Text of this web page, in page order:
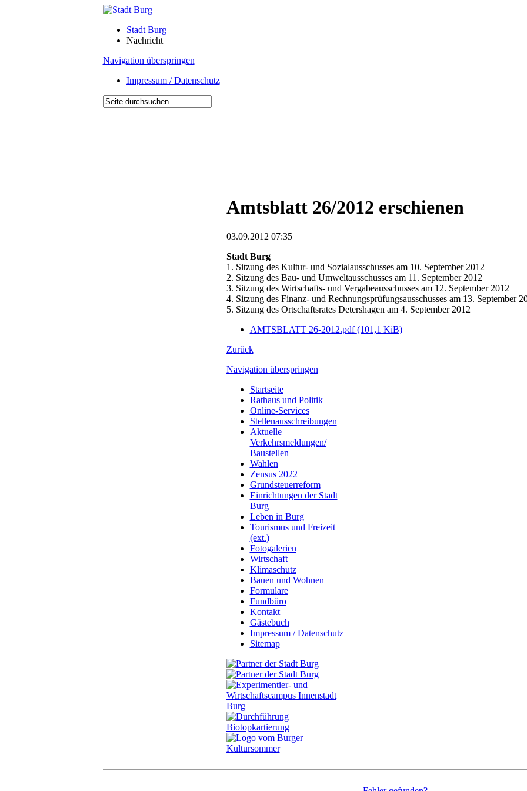
Stadt Burg
Nachricht
Navigation überspringen
Impressum / Datenschutz
Amtsblatt 26/2012 erschienen
03.09.2012 07:35
Stadt Burg
1. Sitzung des Kultur- und Sozialausschusses am 10. September 2012
2. Sitzung des Bau- und Umweltausschusses am 11. September 2012
3. Sitzung des Wirtschafts- und Vergabeausschusses am 12. September 2012
4. Sitzung des Finanz- und Rechnungsprüfungsausschusses am 13. September
5. Sitzung des Ortschaftsrates Detershagen am 4. September 2012
AMTSBLATT 26-2012.pdf(101,1 KiB)
Zurück
Navigation überspringen
Startseite
Rathaus und Politik
Online-Services
Stellenausschreibungen
Aktuelle
Verkehrsmeldungen/
Baustellen
Wahlen
Zensus 2022
Grundsteuerreform
Einrichtungen der Stadt
Burg
Leben in Burg
Tourismus und Freizeit
(ext.)
Fotogalerien
Wirtschaft
Klimaschutz
Bauen und Wohnen
Formulare
Fundbüro
Kontakt
Gästebuch
Impressum / Datenschutz
Sitemap